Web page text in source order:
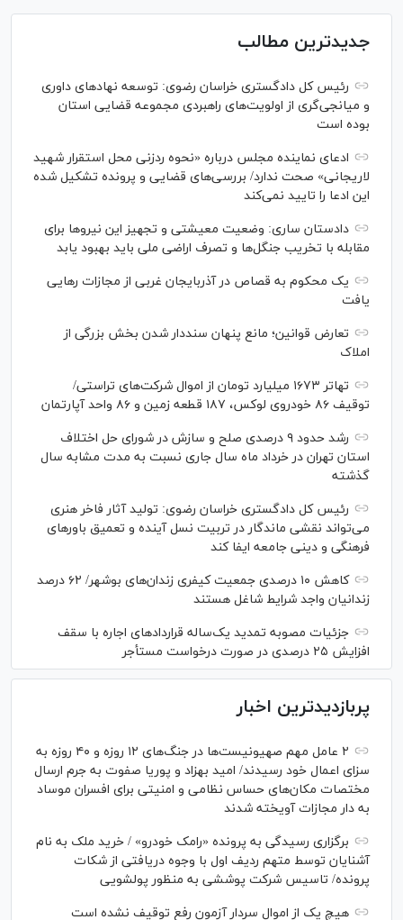
جدیدترین مطالب
رئیس کل دادگستری خراسان رضوی: توسعه نهاد‌های داوری
و میانجی‌گری از اولویت‌های راهبردی مجموعه قضایی استان
بوده است
ادعای نماینده مجلس درباره «نحوه ردزنی محل استقرار شهید
لاریجانی» صحت ندارد/ بررسی‌های قضایی و پرونده تشکیل شده
این ادعا را تایید نمی‌کند
دادستان ساری: وضعیت معیشتی و تجهیز این نیرو‌ها برای
مقابله با تخریب جنگل‌ها و تصرف اراضی ملی باید بهبود یابد
یک محکوم به قصاص در آذربایجان‌ غربی از مجازات رهایی
یافت
تعارض قوانین؛ مانع پنهان سنددار شدن بخش بزرگی از
املاک
تهاتر ۱۶۷۳ میلیارد تومان از اموال شرکت‌های تراستی/
توقیف ۸۶ خودروی لوکس، ۱۸۷ قطعه زمین و ۸۶ واحد آپارتمان
رشد حدود ۹ درصدی صلح و سازش در شورای حل اختلاف
استان تهران در خرداد ماه سال جاری نسبت به مدت مشابه سال
گذشته
رئیس کل دادگستری خراسان رضوی: تولید آثار فاخر هنری
می‌تواند نقشی ماندگار در تربیت نسل آینده و تعمیق باور‌های
فرهنگی و دینی جامعه ایفا کند
کاهش ۱۰ درصدی جمعیت کیفری زندان‌های بوشهر/ ۶۲ درصد
زندانیان واجد شرایط شاغل هستند
جزئیات مصوبه تمدید یک‌ساله قرارداد‌های اجاره با سقف
افزایش ۲۵ درصدی در صورت درخواست مستأجر
پربازدیدترین اخبار
۲ عامل مهم صهیونیست‌ها در جنگ‌های ۱۲ روزه و ۴۰ روزه به
سزای اعمال خود رسیدند/ امید بهزاد و پوریا صفوت به جرم ارسال
مختصات مکان‌های حساس نظامی و امنیتی برای افسران موساد
به دار مجازات آویخته شدند
برگزاری رسیدگی به پرونده «رامک خودرو» / خرید ملک به نام
آشنایان توسط متهم ردیف اول با وجوه دریافتی از شکات
پرونده/ تاسیس شرکت پوششی به منظور پولشویی
هیچ یک از اموال سردار آزمون رفع توقیف نشده است